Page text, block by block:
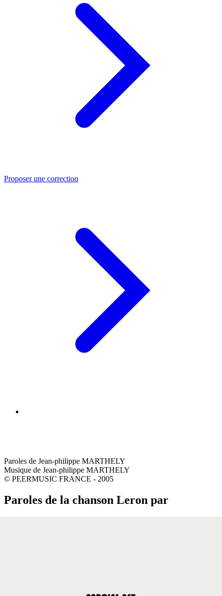
Proposer une correction
Paroles de Jean-philippe MARTHELY
Musique de Jean-philippe MARTHELY
© PEERMUSIC FRANCE - 2005
Paroles de la chanson Leron par